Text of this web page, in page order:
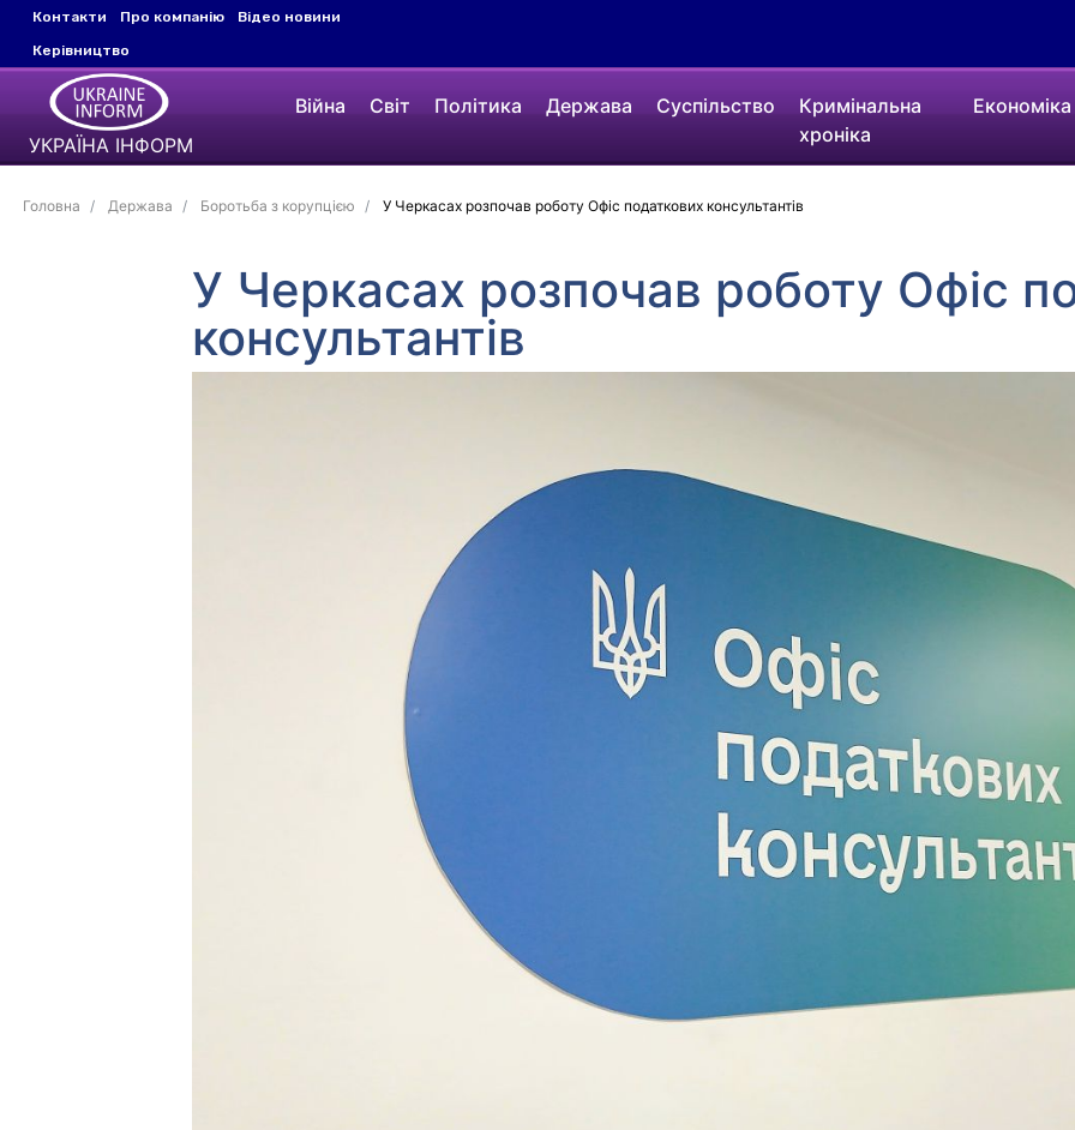
Контакти Про компанію
Відео новини
Керівництво
УКРАЇНА ІНФОРМ
Війна Світ Політика Держава Суспільство
Кримінальна
хроніка
Економіка
Головна Держава Боротьба з корупцією У Черкасах розпочав роботу Офіс податкових консультантів
У Черкасах розпочав роботу Офіс
консультантів